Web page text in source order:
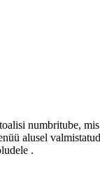
numbritube,
alusel
.